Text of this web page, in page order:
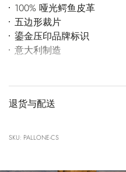
100% 哑光鳄鱼皮革
五边形裁片
鎏金压印品牌标识
意大利制造
退货与配送
SKU: PALLONE-CS